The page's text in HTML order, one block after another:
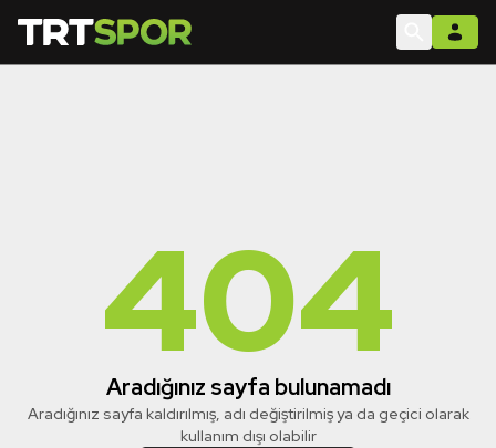
404
Aradığınız sayfa bulunamadı
Aradığınız sayfa kaldırılmış, adı değiştirilmiş ya da geçici olarak
kullanım dışı olabilir